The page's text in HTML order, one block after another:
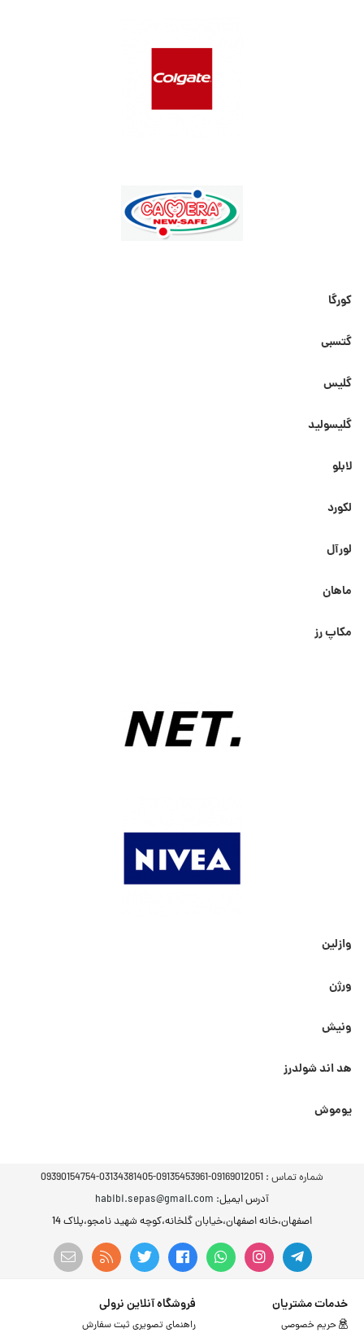
کورگا
گتسبی
گلیس
گلیسولید
لابلو
لکورد
لورآل
ماهان
مکاپ رز
وازلین
ورژن
ونیش
هد اند شولدرز
یوموش
شماره تماس : 09169012051-09135453961-03134381405-09390154754
آدرس ایمیل: habibi.sepas@gmail.com
اصفهان،خانه اصفهان،خیابان گلخانه،کوچه شهید نامجو،پلاک 14
خدمات مشتریان
حریم خصوصی
فروشگاه آنلاین نرولی
راهنمای تصویری ثبت سفارش